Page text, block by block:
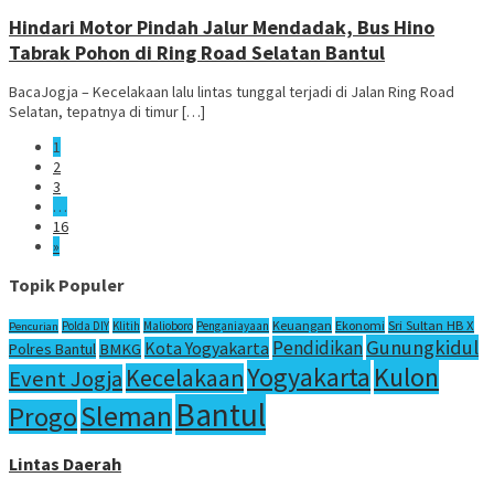
Hindari Motor Pindah Jalur Mendadak, Bus Hino
Tabrak Pohon di Ring Road Selatan Bantul
BacaJogja – Kecelakaan lalu lintas tunggal terjadi di Jalan Ring Road
Selatan, tepatnya di timur […]
1
2
3
…
16
»
Topik Populer
Pencurian Polda DIY Klitih Malioboro Penganiayaan Keuangan Ekonomi Sri Sultan HB X
Polres Bantul BMKG Kota Yogyakarta PendidikanGunungkidul
Event Jogja KecelakaanYogyakarta Kulon
ProgoSleman Bantul
Lintas Daerah